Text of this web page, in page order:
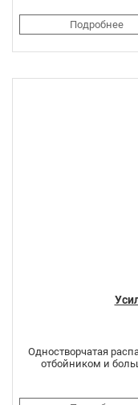
Подробнее
Одностворчатая
отбойником и